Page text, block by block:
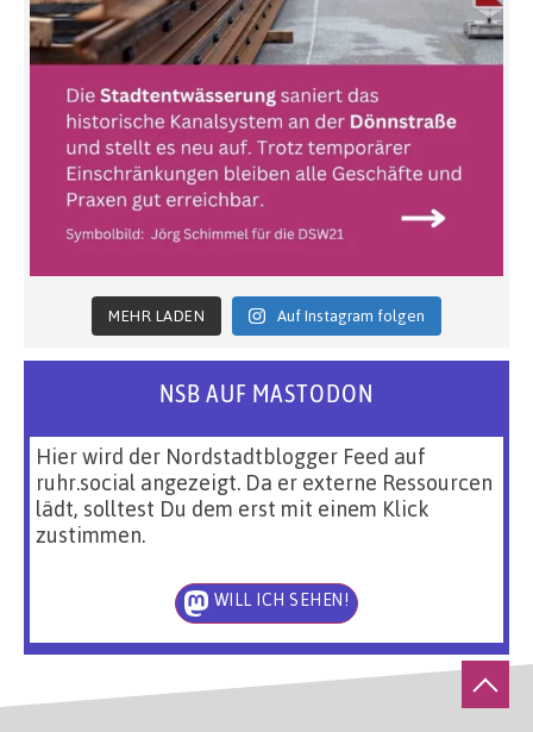
MEHR LADEN Auf Instagram folgen
NSB AUF MASTODON
Hier wird der Nordstadtblogger Feed auf
ruhr.social angezeigt. Da er externe Ressourcen
lädt, solltest Du dem erst mit einem Klick
zustimmen.
WILL ICH SEHEN!